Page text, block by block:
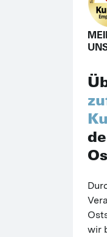
wir